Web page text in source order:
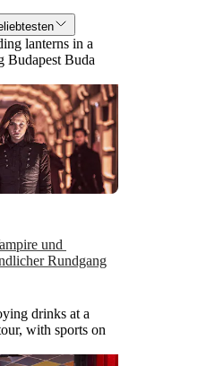
lanterns in a
Budapest Buda
und
Rundgang
drinks at a
with sports on